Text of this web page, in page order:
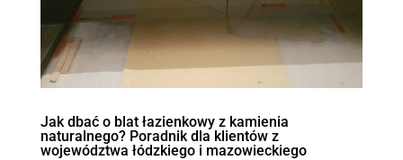
Jak dbać o blat łazienkowy z kamienia
naturalnego? Poradnik dla klientów z
województwa łódzkiego i mazowieckiego